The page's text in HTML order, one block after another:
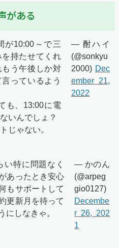
がある
が10:00～で三
持たせてくれ
う午後しか対
っているよう
も、13:00に電
いんでしょ？
じゃない。
— 酎ハイ
(@sonkyu
2000) Dec
ember 21,
2022
特に問題なく
あったとき安心
もサポートして
更新月を待って
にしなきゃ。
— かのん
(@arpeg
gio0127)
Decembe
r 26, 202
1